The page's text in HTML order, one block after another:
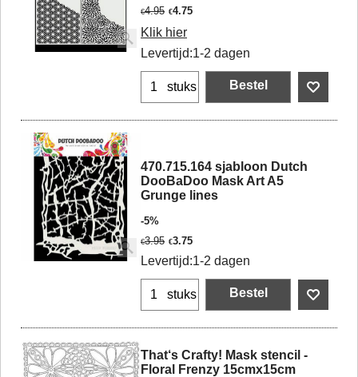
€4.95 €4.75
Klik hier
Levertijd:1-2 dagen
stuks Bestel
470.715.164 sjabloon Dutch
DooBaDoo Mask Art A5
Grunge lines
-5%
€3.95 €3.75
Levertijd:1-2 dagen
stuks Bestel
That‘s Crafty! Mask stencil -
Floral Frenzy 15cmx15cm